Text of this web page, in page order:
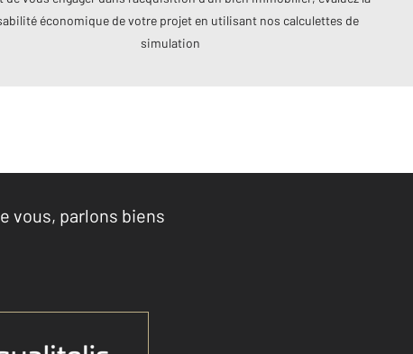
économique de votre projet en utilisant nos calculettes de
simulation
vous, parlons biens